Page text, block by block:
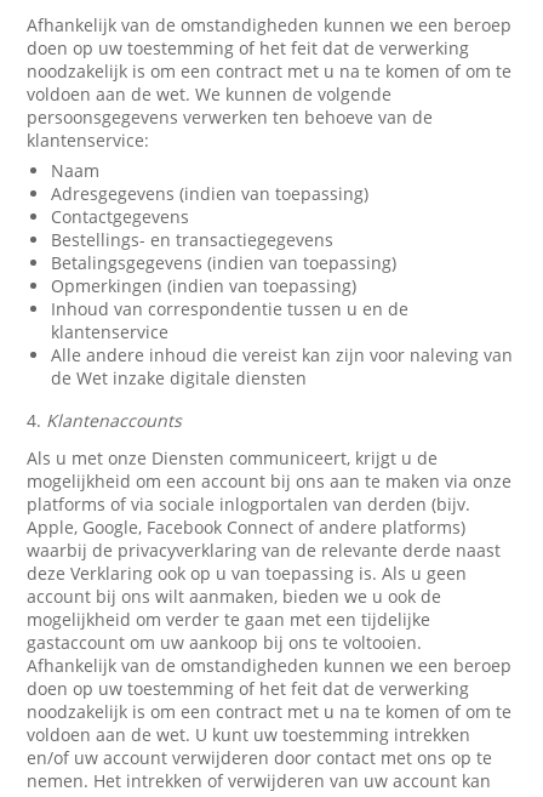
Afhankelijk van de omstandigheden kunnen we een beroep
doen op uw toestemming of het feit dat de verwerking
noodzakelijk is om een contract met u na te komen of om te
voldoen aan de wet. We kunnen de volgende
persoonsgegevens verwerken ten behoeve van de
klantenservice:
Naam
Adresgegevens (indien van toepassing)
Contactgegevens
Bestellings- en transactiegegevens
Betalingsgegevens (indien van toepassing)
Opmerkingen (indien van toepassing)
Inhoud van correspondentie tussen u en de
klantenservice
Alle andere inhoud die vereist kan zijn voor naleving van
de Wet inzake digitale diensten
4. Klantenaccounts
Als u met onze Diensten communiceert, krijgt u de
mogelijkheid om een account bij ons aan te maken via onze
platforms of via sociale inlogportalen van derden (bijv.
Apple, Google, Facebook Connect of andere platforms)
waarbij de privacyverklaring van de relevante derde naast
deze Verklaring ook op u van toepassing is. Als u geen
account bij ons wilt aanmaken, bieden we u ook de
mogelijkheid om verder te gaan met een tijdelijke
gastaccount om uw aankoop bij ons te voltooien.
Afhankelijk van de omstandigheden kunnen we een beroep
doen op uw toestemming of het feit dat de verwerking
noodzakelijk is om een contract met u na te komen of om te
voldoen aan de wet. U kunt uw toestemming intrekken
en/of uw account verwijderen door contact met ons op te
nemen. Het intrekken of verwijderen van uw account kan